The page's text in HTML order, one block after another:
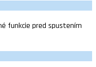
funkcie pred spustením